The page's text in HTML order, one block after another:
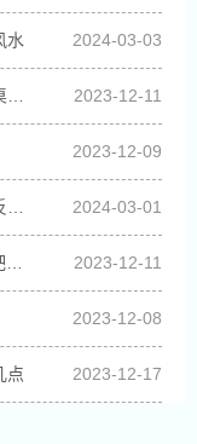
水 2024-03-03
2023-12-11
2023-12-09
2024-03-01
2023-12-11
2023-12-08
点 2023-12-17